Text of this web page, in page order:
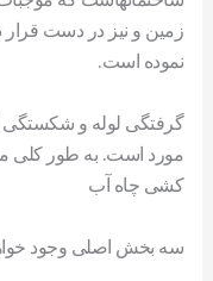
زمین و نیز در دست
نموده است.
گرفتگی لوله و شکستگی
مورد است. به طور کلی
کشی چاه آب
سه بخش اصلی وجود